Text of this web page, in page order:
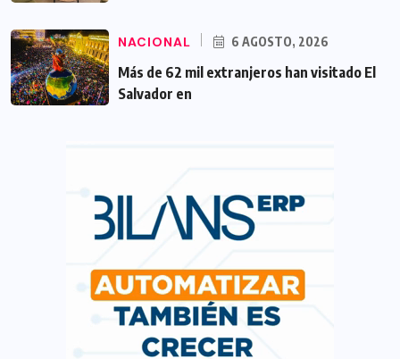
NACIONAL 6 AGOSTO, 2026
Más de 62 mil extranjeros han visitado El
Salvador en